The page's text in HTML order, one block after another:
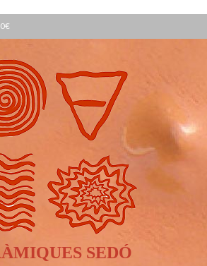
€
SEDÓ